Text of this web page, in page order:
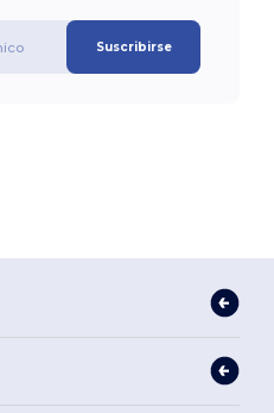
Suscribirse